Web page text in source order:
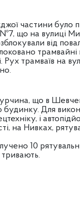
частини було
№7, що на вулиці
від
трамвайні
Рух трамваїв на
що в
будинку. Для
і
на Нивках,
10
тривають.